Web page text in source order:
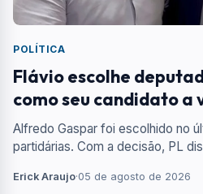
POLÍTICA
Flávio escolhe
como seu candidato
Alfredo Gaspar foi escolhido no
partidárias. Com a decisão, PL
Erick Araujo·05 de agosto de 2026